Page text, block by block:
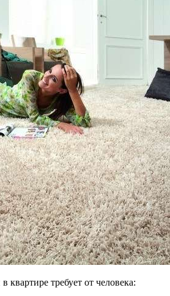
требует от человека: